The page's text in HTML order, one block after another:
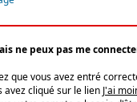
ne peux pas me
que vous avez entré
avez cliqué sur le lien J'ai